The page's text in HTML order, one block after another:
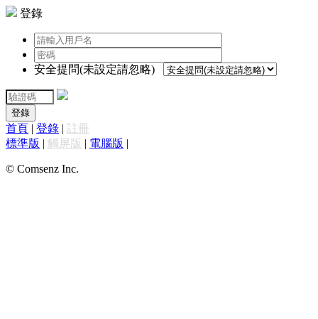
登錄
安全提問(未設定請忽略)
登錄
首頁 | 登錄 | 註冊
標準版 | 觸屏版 | 電腦版 |
© Comsenz Inc.